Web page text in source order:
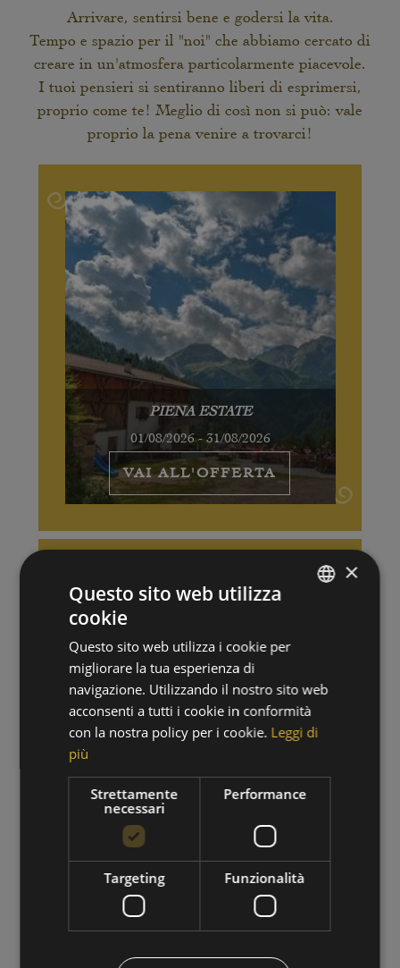
Arrivare, sentirsi bene e godersi la vita.
Tempo e spazio per il "noi" che abbiamo cercato di
creare in un'atmosfera particolarmente piacevole.
I tuoi pensieri si sentiranno liberi di esprimersi,
proprio come te! Meglio di così non si può: vale
proprio la pena venire a trovarci!
PIENA ESTATE
01/08/2026 - 31/08/2026
VAI ALL'OFFERTA
PERIODO DI ESCURSIONI
01/09/2026 - 30/09/2026
VAI ALL'OFFERTA
×
Questo sito web utilizza
cookie
Questo sito web utilizza i cookie per
migliorare la tua esperienza di
navigazione. Utilizzando il nostro sito web
acconsenti a tutti i cookie in conformità
con la nostra policy per i cookie. Leggi di
più
Strettamente
necessari
Performance
Targeting Funzionalità